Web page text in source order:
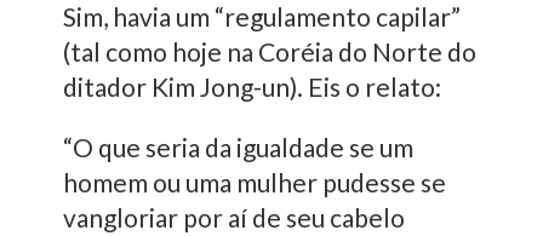
Sim, havia um “regulamento capilar”
(tal como hoje na Coréia do Norte do
ditador Kim Jong-un). Eis o relato:
“O que seria da igualdade se um
homem ou uma mulher pudesse se
vangloriar por aí de seu cabelo